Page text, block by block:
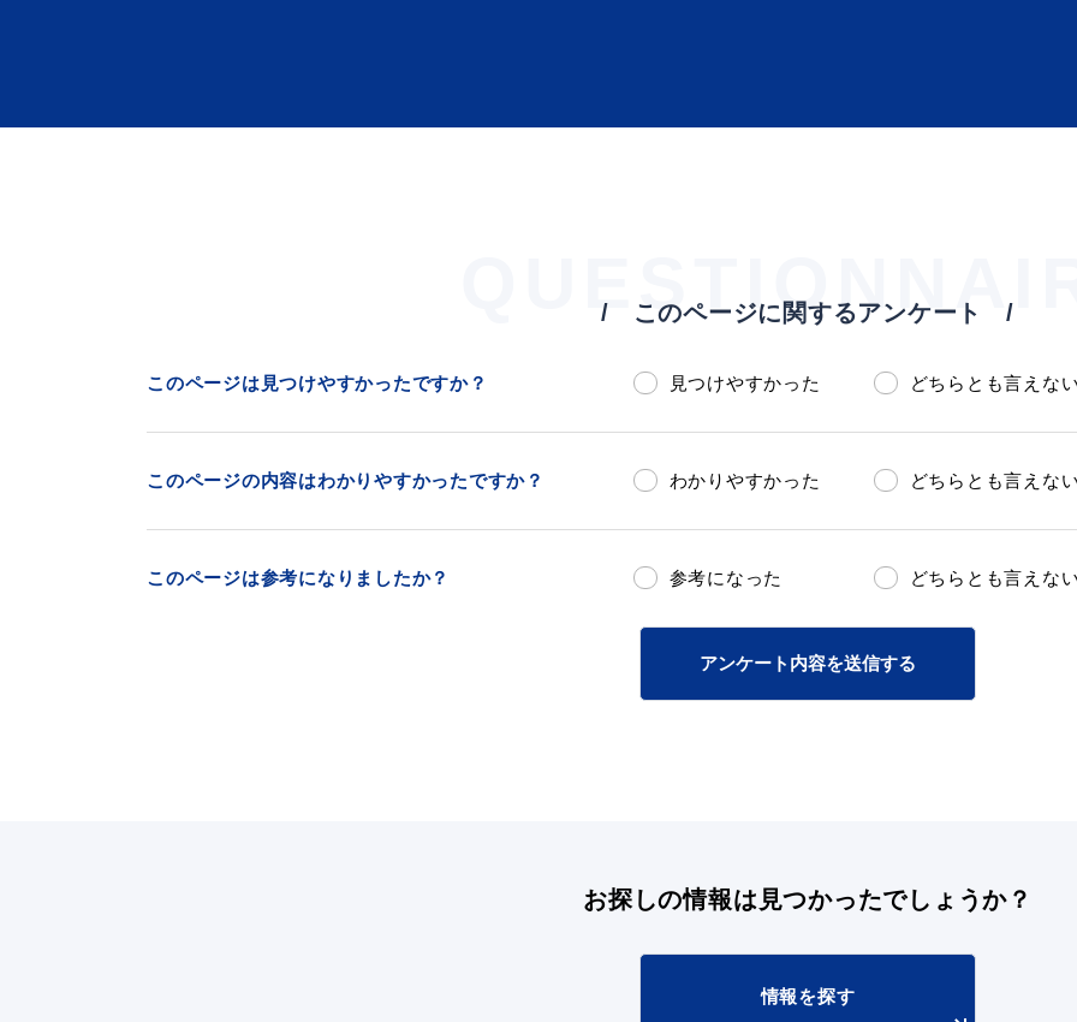
浜田市観光協会ポータルサイト「はまナビ」 移住・
このページに関するアンケート
このページは見つけやすかったですか？ 見つけやすかった どちらとも言えない
このページの内容はわかりやすかったですか？ わかりやすかった どちらとも言えない
このページは参考になりましたか？ 参考になった どちらとも言えない
アンケート内容を送信する
お探しの情報は 見つかったでしょうか？
情報を探す